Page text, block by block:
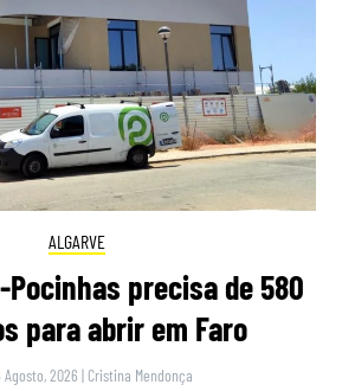
ALGARVE
Pocinhas precisa de 580
para abrir em Faro
Agosto, 2026 | Cristina Mendonça